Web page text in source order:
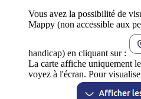
Vous avez la possibilité de
Mappy (non accessible aux
handicap) en cliquant sur :
La carte affiche uniquement
voyez à l'écran. Pour